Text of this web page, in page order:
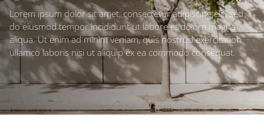
Lorem ipsum dolor sit amet, consectetur adipiscing elit, sed
do eiusmod tempor incididunt ut labore et dolore magna
aliqua. Ut enim ad minim veniam, quis nostrud exercitation
ullamco laboris nisi ut aliquip ex ea commodo consequat.